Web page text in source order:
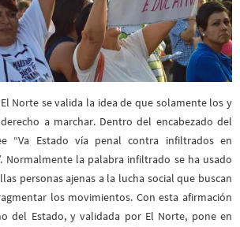
Norte se valida la idea de que solamente los y
a marchar. Dentro del encabezado del
“Va Estado vía penal contra infiltrados en
Normalmente la palabra infiltrado se ha usado
personas ajenas a la lucha social que buscan
los movimientos. Con esta afirmación
del Estado, y validada por El Norte, pone en